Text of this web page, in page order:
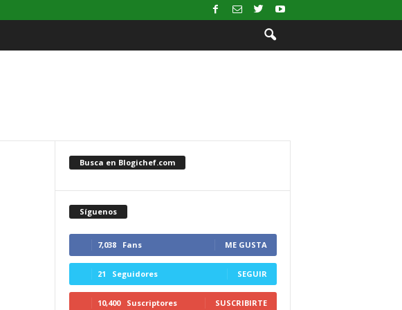
Busca en Blogichef.com
Síguenos
7,038 Fans ME GUSTA
21 Seguidores SEGUIR
10,400 Suscriptores SUSCRIBIRTE